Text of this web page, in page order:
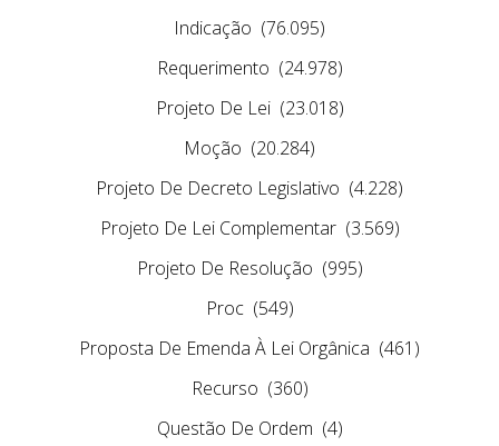
Indicação (76.095)
Requerimento (24.978)
Projeto De Lei (23.018)
Moção (20.284)
Projeto De Decreto Legislativo (4.228)
Projeto De Lei Complementar (3.569)
Projeto De Resolução (995)
Proc (549)
Proposta De Emenda À Lei Orgânica (461)
Recurso (360)
Questão De Ordem (4)